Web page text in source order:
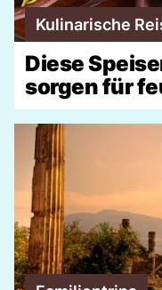
Kulinarische
Diese
sorgen für